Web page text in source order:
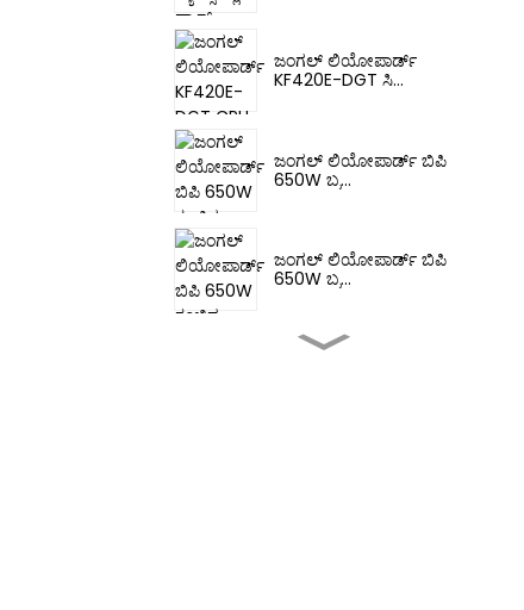
ಜಂಗಲ್ ಲಿಯೋಪಾರ್ಡ್
KF420E-DGT ಸಿ...
ಜಂಗಲ್ ಲಿಯೋಪಾರ್ಡ್ ಬಿಪಿ
650W ಬ್ರ...
ಜಂಗಲ್ ಲಿಯೋಪಾರ್ಡ್ ಬಿಪಿ
650W ಬ್ರ...